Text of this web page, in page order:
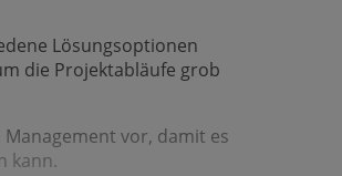
Lösungs­optionen
die Projekt­abläufe grob
vor, damit es
kann.